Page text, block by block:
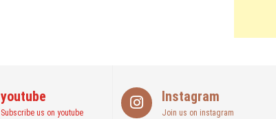
youtube
Subscribe us on youtube
Instagram
Join us on instagram